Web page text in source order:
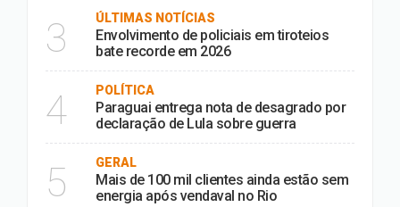
3 ÚLTIMAS NOTÍCIAS
Envolvimento de policiais em tiroteios
bate recorde em 2026
4 POLÍTICA
Paraguai entrega nota de desagrado por
declaração de Lula sobre guerra
5 GERAL
Mais de 100 mil clientes ainda estão sem
energia após vendaval no Rio